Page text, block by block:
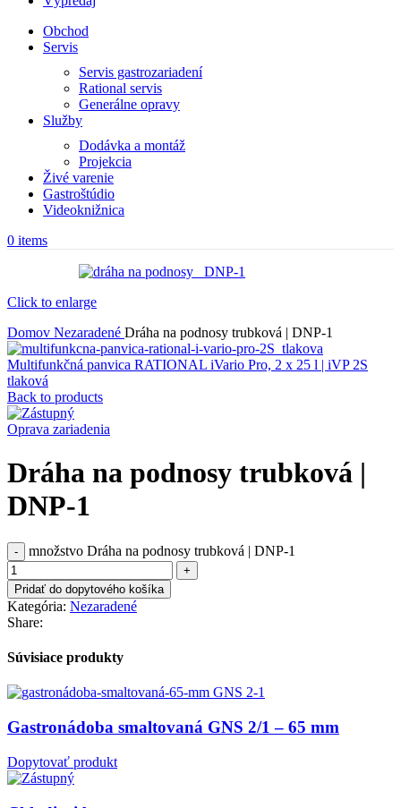
Obchod
Servis
Servis gastrozariadení
Rational servis
Generálne opravy
Služby
Dodávka a montáž
Projekcia
Živé varenie
Gastroštúdio
Videoknižnica
0 items
Click to enlarge
Domov Nezaradené Dráha na podnosy trubková | DNP-1
Multifunkčná panvica RATIONAL iVario Pro, 2 x 25 l | iVP 2S
tlaková
Back to products
Oprava zariadenia
Dráha na podnosy trubková |
DNP-1
množstvo Dráha na podnosy trubková | DNP-1
Pridať do dopytového košíka
Kategória: Nezaradené
Share:
Súvisiace produkty
Gastronádoba smaltovaná GNS 2/1 – 65 mm
Dopytovať produkt